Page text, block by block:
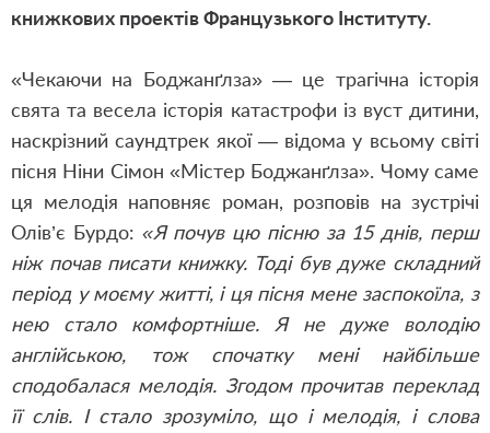
книжкових проектів Французького Інституту.
«Чекаючи на Боджанґлза» — це трагічна історія
свята та весела історія катастрофи із вуст дитини,
наскрізний саундтрек якої — відома у всьому світі
пісня Ніни Сімон «Містер Боджанґлза». Чому саме
ця мелодія наповняє роман, розповів на зустрічі
Олів’є Бурдо: «Я почув цю пісню за 15 днів, перш
ніж почав писати книжку. Тоді був дуже складний
період у моєму житті, і ця пісня мене заспокоїла, з
нею стало комфортніше. Я не дуже володію
англійською, тож спочатку мені найбільше
сподобалася мелодія. Згодом прочитав переклад
її слів. І стало зрозуміло, що і мелодія, і слова